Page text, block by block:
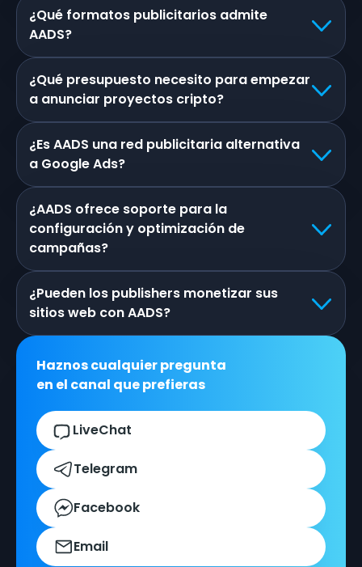
¿Qué formatos publicitarios admite
AADS?
¿Qué presupuesto necesito para empezar
a anunciar proyectos cripto?
¿Es AADS una red publicitaria alternativa
a Google Ads?
¿AADS ofrece soporte para la
configuración y optimización de
campañas?
¿Pueden los publishers monetizar sus
sitios web con AADS?
Haznos cualquier pregunta
en el canal que prefieras
LiveChat
Telegram
Facebook
Email